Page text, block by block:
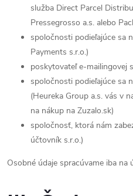
služba Direct Parcel
Pressegrosso a.s. alebo
spoločnosti podieľajúce sa
Payments s.r.o.)
poskytovateľ e-mailingovej
spoločnosti podieľajúce sa
(Heureka Group a.s. vás v
na nákup na Zuzalo.sk)
spoločnosť, ktorá nám
účtovník s.r.o.)
Osobné údaje spracúvame iba na